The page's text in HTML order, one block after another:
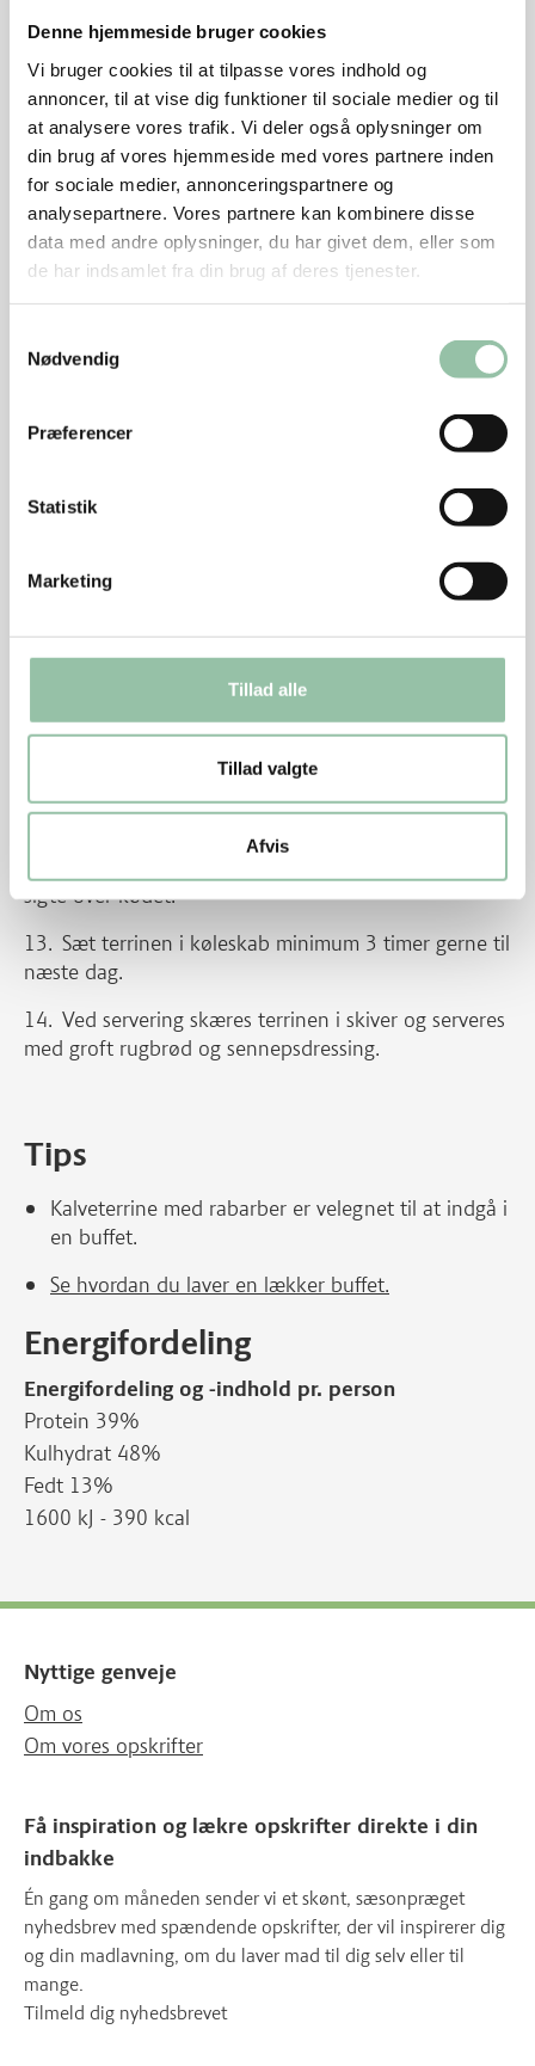
Denne hjemmeside bruger cookies
Vi bruger cookies til at tilpasse vores indhold og
annoncer, til at vise dig funktioner til sociale medier og til
at analysere vores trafik. Vi deler også oplysninger om
din brug af vores hjemmeside med vores partnere inden
for sociale medier, annonceringspartnere og
analysepartnere. Vores partnere kan kombinere disse
data med andre oplysninger, du har givet dem, eller som
de har indsamlet fra din brug af deres tjenester.
Nødvendig
Præferencer
Statistik
Marketing
Tillad alle
Tillad valgte
Afvis
Sådan gør du
Skær blade og rod af rabarberne. Skyl dem og
skær dem i stykker der passer til formens længde.
Drys de endnu våde stængler med sukker.
Læg kødet i en gryde og hæld bouillon på – det
skal kun akkurat dække.
Kog op og fjern det hvide skum med en hulske.
Tilsæt laurbærblade, allehånde og timian.
Skru ned til svag varme og kog under låg 1½ -2
Stik i kødet med en kødnål for at mærke om det er
Rør dressingen sammen. Smag til med salt og
Læg husblas i blød i koldt vand.
Tag kødet op og skær sener og fedt af kødet. Skær
det i tynde strimler eller pil det fra hinanden.
bagepapir.
vand der hænger ved, i formen.
sigte over kødet.
Sæt terrinen i køleskab minimum 3 timer gerne til
næste dag.
Ved servering skæres terrinen i skiver og serveres
med groft rugbrød og sennepsdressing.
Tips
Kalveterrine med rabarber er velegnet til at indgå i
en buffet.
Se hvordan du laver en lækker buffet.
Energifordeling
Energifordeling og -indhold pr. person
Protein 39%
Kulhydrat 48%
Fedt 13%
1600 kJ - 390 kcal
Nyttige genveje
Om os
Om vores opskrifter
Få inspiration og lækre opskrifter direkte i din
indbakke
Én gang om måneden sender vi et skønt, sæsonpræget
nyhedsbrev med spændende opskrifter, der vil inspirerer dig
og din madlavning, om du laver mad til dig selv eller til
mange.
Tilmeld dig nyhedsbrevet